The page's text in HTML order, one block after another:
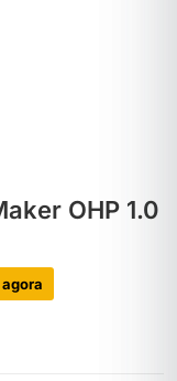
OHP 1.0